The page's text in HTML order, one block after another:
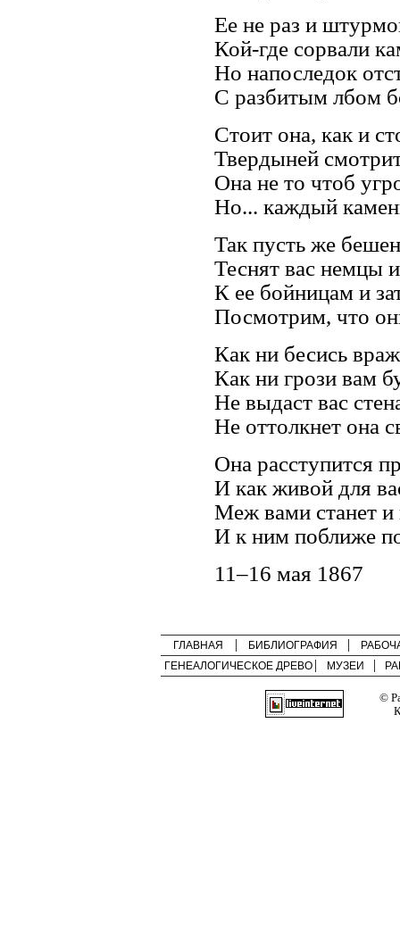
Ее не раз и
Кой-где сорвали
Но напоследок
С разбитым лбом
Стоит она, как и
Твердыней
Она не то чтоб
Но... каждый
Так пусть же
Теснят вас немцы
К ее бойницам и
Посмотрим, что
Как ни бесись
Как ни грози вам
Не выдаст вас
Не оттолкнет она
Она расступится
И как живой для
Меж вами станет и
И к ним поближе
11–16 мая 1867
ГЛАВНАЯ БИБЛИОГРАФИЯ
ГЕНЕАЛОГИЧЕСКОЕ ДРЕВО
МУЗЕИ
©